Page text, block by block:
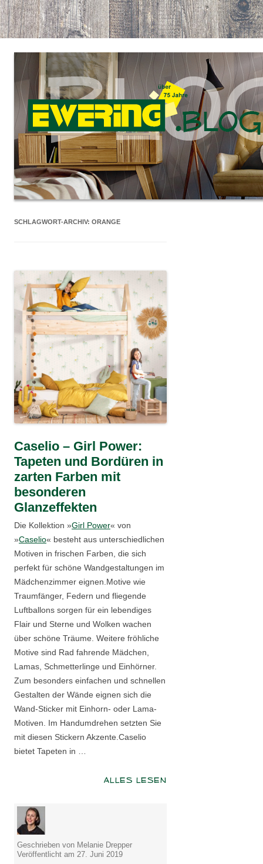
SCHLAGWORT-ARCHIV: ORANGE
Caselio – Girl Power:
Tapeten und Bordüren in
zarten Farben mit
besonderen
Glanzeffekten
Die Kollektion »Girl Power« von
»Caselio« besteht aus unterschiedlichen
Motiven in frischen Farben, die sich
perfekt für schöne Wandgestaltungen im
Mädchenzimmer eignen.Motive wie
Traumfänger, Federn und fliegende
Luftballons sorgen für ein lebendiges
Flair und Sterne und Wolken wachen
über schöne Träume. Weitere fröhliche
Motive sind Rad fahrende Mädchen,
Lamas, Schmetterlinge und Einhörner.
Zum besonders einfachen und schnellen
Gestalten der Wände eignen sich die
Wand-Sticker mit Einhorn- oder Lama-
Motiven. Im Handumdrehen setzten Sie
mit diesen Stickern Akzente.Caselio
bietet Tapeten in …
ALLES LESEN
Geschrieben von Melanie Drepper
Veröffentlicht am 27. Juni 2019